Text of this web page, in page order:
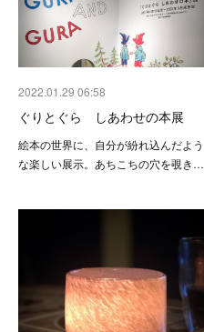
2022.01.29 06:58
ぐりとぐら しあわせの本展
絵本の世界に、自分が紛れ込んだよう
な楽しい展示。あちこちの穴を覗き…